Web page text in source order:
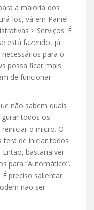
a maioria dos
los, vá em Painel
> Serviços. É
está fazendo, já
para o
possa ficar mais
de funcionar
não sabem quais
todos os
o micro. O
de iniciar todos
Então, bastaria ver
para “Automático”.
preciso salientar
não ser